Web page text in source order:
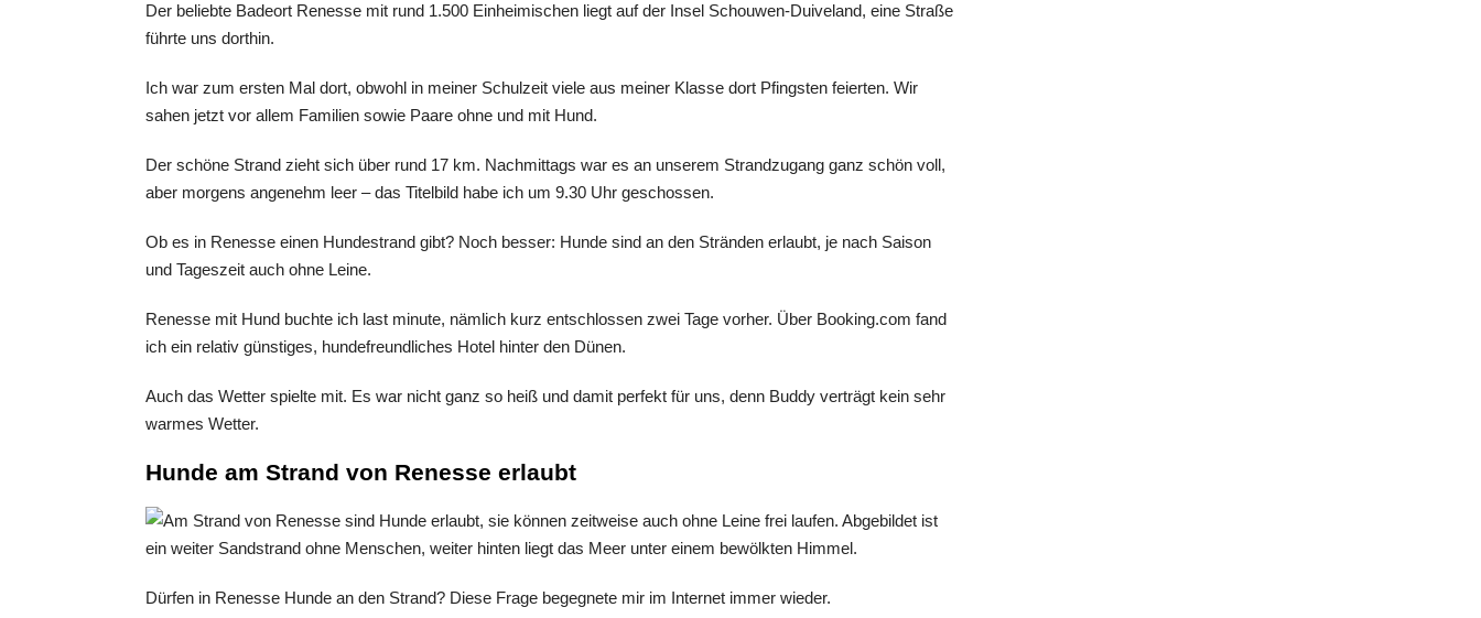
Der beliebte Badeort Renesse mit rund 1.500 Einheimischen liegt auf der Insel Schouwen-Duiveland, eine Straße
führte uns dorthin.
Ich war zum ersten Mal dort, obwohl in meiner Schulzeit viele aus meiner Klasse dort Pfingsten feierten. Wir
sahen jetzt vor allem Familien sowie Paare ohne und mit Hund.
Der schöne Strand zieht sich über rund 17 km. Nachmittags war es an unserem Strandzugang ganz schön voll,
aber morgens angenehm leer – das Titelbild habe ich um 9.30 Uhr geschossen.
Ob es in Renesse einen Hundestrand gibt? Noch besser: Hunde sind an den Stränden erlaubt, je nach Saison
und Tageszeit auch ohne Leine.
Renesse mit Hund buchte ich last minute, nämlich kurz entschlossen zwei Tage vorher. Über Booking.com fand
ich ein relativ günstiges, hundefreundliches Hotel hinter den Dünen.
Auch das Wetter spielte mit. Es war nicht ganz so heiß und damit perfekt für uns, denn Buddy verträgt kein sehr
warmes Wetter.
Hunde am Strand von Renesse erlaubt
Dürfen in Renesse Hunde an den Strand? Diese Frage begegnete mir im Internet immer wieder.